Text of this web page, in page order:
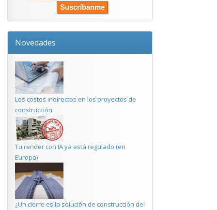
Novedades
Los costos indirectos en los proyectos de
construcción
Tu render con IA ya está regulado (en
Europa)
¿Un cierre es la solución de construcción del